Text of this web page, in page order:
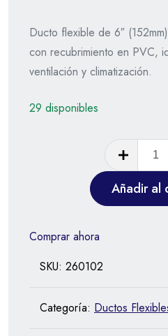
Ducto flexible de 6″
con recubrimiento en PVC,
ventilación y climatización.
29 disponibles
Añadir al
Comprar ahora
SKU: 260102
Categoría: Ductos